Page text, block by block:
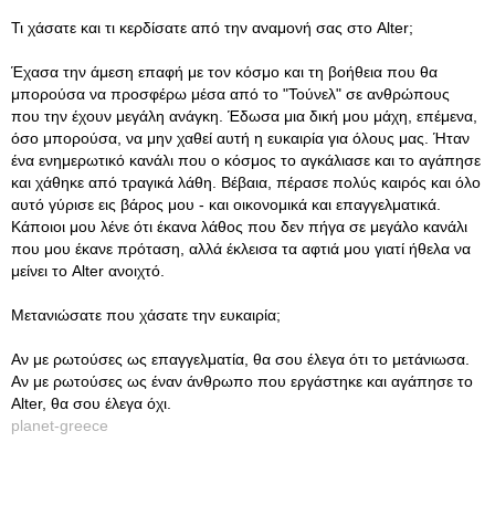
Τι χάσατε και τι κερδίσατε από την αναμονή σας στο Alter;
Έχασα την άμεση επαφή με τον κόσμο και τη βοήθεια που θα
μπορούσα να προσφέρω μέσα από το "Τούνελ" σε ανθρώπους
που την έχουν μεγάλη ανάγκη. Έδωσα μια δική μου μάχη, επέμενα,
όσο μπορούσα, να μην χαθεί αυτή η ευκαιρία για όλους μας. Ήταν
ένα ενημερωτικό κανάλι που ο κόσμος το αγκάλιασε και το αγάπησε
και χάθηκε από τραγικά λάθη. Βέβαια, πέρασε πολύς καιρός και όλο
αυτό γύρισε εις βάρος μου - και οικονομικά και επαγγελματικά.
Κάποιοι μου λένε ότι έκανα λάθος που δεν πήγα σε μεγάλο κανάλι
που μου έκανε πρόταση, αλλά έκλεισα τα αφτιά μου γιατί ήθελα να
μείνει το Alter ανοιχτό.
Μετανιώσατε που χάσατε την ευκαιρία;
Αν με ρωτούσες ως επαγγελματία, θα σου έλεγα ότι το μετάνιωσα.
Αν με ρωτούσες ως έναν άνθρωπο που εργάστηκε και αγάπησε το
Alter, θα σου έλεγα όχι.
planet-greece